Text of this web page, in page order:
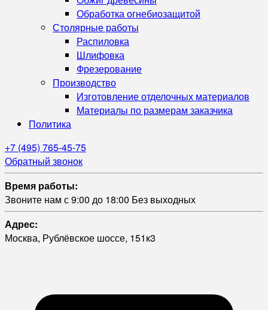
Обработка огнебиозащитой
Столярные работы
Распиловка
Шлифовка
Фрезерование
Производство
Изготовление отделочных материалов
Материалы по размерам заказчика
Политика
+7 (495) 765-45-75
Обратный звонок
Время работы:
Звоните нам с 9:00 до 18:00 Без выходных
Адрес:
Москва, Рублёвское шоссе, 151к3